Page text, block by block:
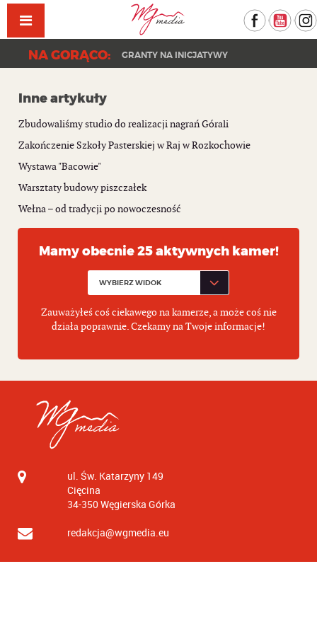
Facebook
NA GORĄCO: GRANTY NA INICJATYWY
Inne artykuły
Zbudowaliśmy studio do realizacji nagrań Górali
Zakończenie Szkoły Pasterskiej w Raj w Rozkochowie
Wystawa "Bacowie"
Warsztaty budowy piszczałek
Wełna – od tradycji po nowoczesność
Mamy obecnie 25 aktywnych kamer!
Zauważyłeś coś ciekawego na kamerze, a może coś nie
działa poprawnie. Czekamy na Twoje informacje!
ul. Św. Katarzyny 149
Cięcina
34-350Węgierska Górka
redakcja@wgmedia.eu